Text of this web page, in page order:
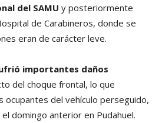
del SAMU y posteriormente
de Carabineros, donde se
eran de carácter leve.
importantes daños
del choque frontal, lo que
ocupantes del vehículo perseguido,
domingo anterior en Pudahuel.